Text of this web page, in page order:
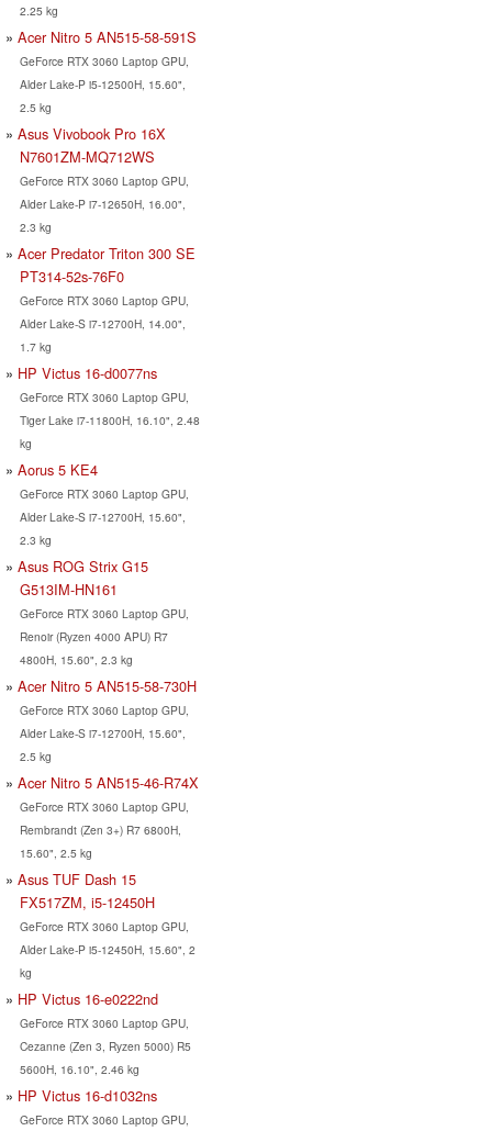
2.25 kg
Acer Nitro 5 AN515-58-591S
GeForce RTX 3060 Laptop GPU,
Alder Lake-P i5-12500H, 15.60",
2.5 kg
Asus Vivobook Pro 16X
N7601ZM-MQ712WS
GeForce RTX 3060 Laptop GPU,
Alder Lake-P i7-12650H, 16.00",
2.3 kg
Acer Predator Triton 300 SE
PT314-52s-76F0
GeForce RTX 3060 Laptop GPU,
Alder Lake-S i7-12700H, 14.00",
1.7 kg
HP Victus 16-d0077ns
GeForce RTX 3060 Laptop GPU,
Tiger Lake i7-11800H, 16.10", 2.48
kg
Aorus 5 KE4
GeForce RTX 3060 Laptop GPU,
Alder Lake-S i7-12700H, 15.60",
2.3 kg
Asus ROG Strix G15
G513IM-HN161
GeForce RTX 3060 Laptop GPU,
Renoir (Ryzen 4000 APU) R7
4800H, 15.60", 2.3 kg
Acer Nitro 5 AN515-58-730H
GeForce RTX 3060 Laptop GPU,
Alder Lake-S i7-12700H, 15.60",
2.5 kg
Acer Nitro 5 AN515-46-R74X
GeForce RTX 3060 Laptop GPU,
Rembrandt (Zen 3+) R7 6800H,
15.60", 2.5 kg
Asus TUF Dash 15
FX517ZM, i5-12450H
GeForce RTX 3060 Laptop GPU,
Alder Lake-P i5-12450H, 15.60", 2
kg
HP Victus 16-e0222nd
GeForce RTX 3060 Laptop GPU,
Cezanne (Zen 3, Ryzen 5000) R5
5600H, 16.10", 2.46 kg
HP Victus 16-d1032ns
GeForce RTX 3060 Laptop GPU,